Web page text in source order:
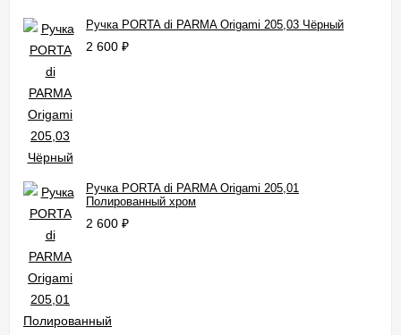
Ручка PORTA di PARMA Origami 205,03 Чёрный
2 600 ₽
Ручка PORTA di PARMA Origami 205,01
Полированный хром
2 600 ₽